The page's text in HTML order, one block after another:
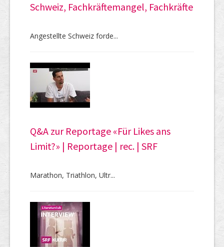
Schweiz, Fachkräftemangel, Fachkräfte
Angestellte Schweiz forde...
Q&A zur Reportage «Für Likes ans
Limit?» | Reportage | rec. | SRF
Marathon, Triathlon, Ultr...